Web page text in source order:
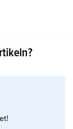
Hauser